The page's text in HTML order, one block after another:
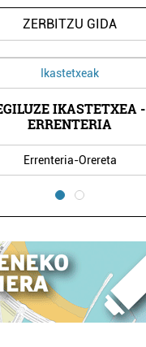
ZERBITZU GIDA
Ikastetxeak
IKASTETXEA -
ERRENTERIA
Errenteria-Orereta